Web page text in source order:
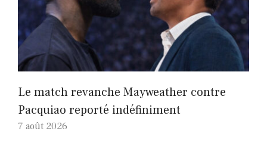
Le match revanche Mayweather contre
Pacquiao reporté indéfiniment
7 août 2026